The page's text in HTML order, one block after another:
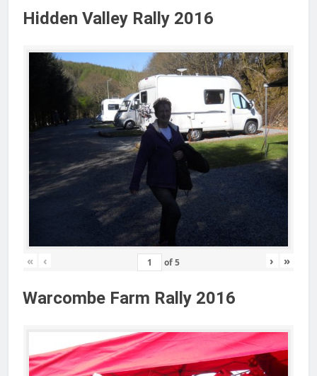
Hidden Valley Rally 2016
« ‹ of5 › »
Warcombe Farm Rally 2016